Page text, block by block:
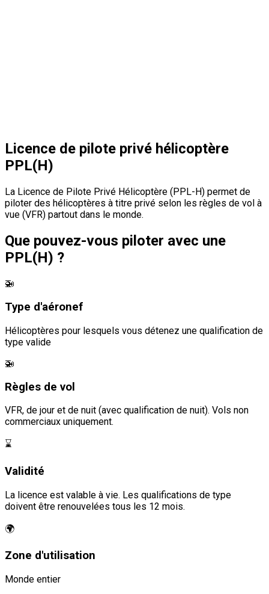
Licence de pilote privé hélicoptère
PPL(H)
La Licence de Pilote Privé Hélicoptère (PPL-H) permet de
piloter des hélicoptères à titre privé selon les règles de vol à
vue (VFR) partout dans le monde.
Que pouvez-vous piloter avec une
PPL(H) ?
🚁
Type d'aéronef
Hélicoptères pour lesquels vous détenez une qualification de
type valide
🚁
Règles de vol
VFR, de jour et de nuit (avec qualification de nuit). Vols non
commerciaux uniquement.
⌛
Validité
La licence est valable à vie. Les qualifications de type
doivent être renouvelées tous les 12 mois.
🌍
Zone d'utilisation
Monde entier